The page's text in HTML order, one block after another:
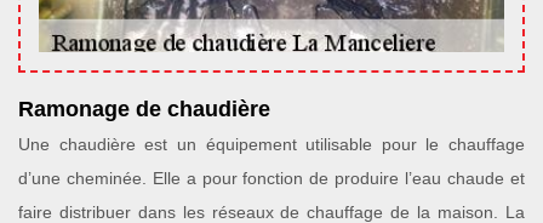
Ramonage de chaudière
Une chaudière est un équipement utilisable pour le chauffage
d’une cheminée. Elle a pour fonction de produire l’eau chaude et
faire distribuer dans les réseaux de chauffage de la maison. La